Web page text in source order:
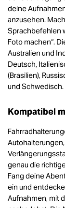
deine
anzusehen.
Sprachbefehlen
Foto machen“.
Australien und
Deutsch,
(Brasilien),
und Schwedisch.
Kompatibel
genau die
Fang deine
ein und
Aufnahmen, mit